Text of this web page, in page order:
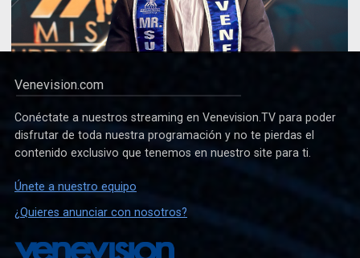
Venevision.com
Conéctate a nuestros streaming en Venevision.TV para poder
disfrutar de toda nuestra programación y no te pierdas el
contenido exclusivo que tenemos en nuestro site para ti.
Únete a nuestro equipo
¿Quieres anunciar con nosotros?